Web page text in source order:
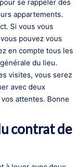
se rappeler des
appartements.
Si vous vous
pouvez vous
en compte tous les
du lieu.
visites, vous serez
avec deux
attentes. Bonne
contrat de